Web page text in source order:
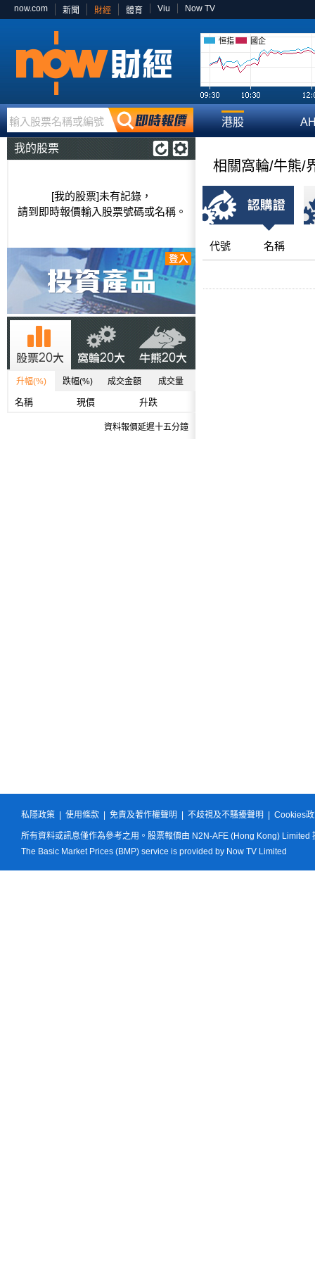
now.com 新聞 財經 體育 Viu Now TV
恒指 國企
輸入股票名稱或編號 港股
我的股票
[我的股票]未有記錄，
請到即時報價輸入股票號碼或名稱。
升幅(%) 跌幅(%) 成交金額 成交量
名稱 現價 升跌
資料報價延遲十五分鐘
相關窩輪/牛熊/
代號 名稱
私隱政策 使用條款 免責及著作權聲明 不歧視及不騷擾聲明 Cookies
所有資料或訊息僅作為參考之用。股票報價由 N2N-AFE (Hong Kong) Limited
The Basic Market Prices (BMP) service is provided by Now TV Limited